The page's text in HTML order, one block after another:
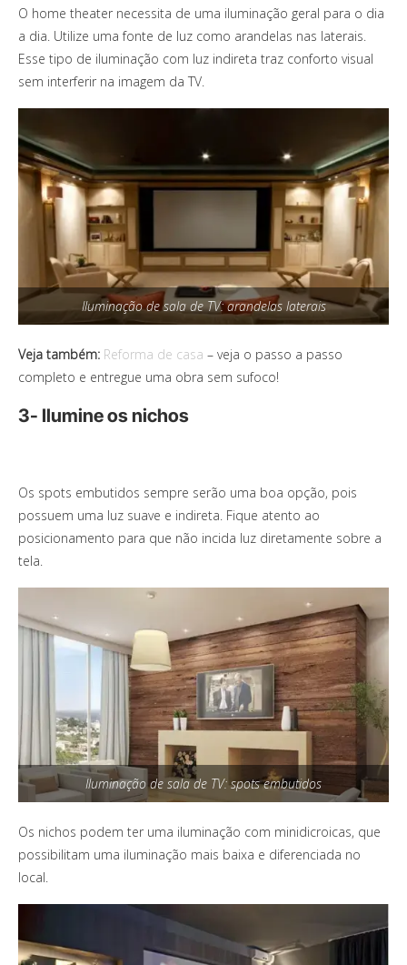
O home theater necessita de uma iluminação geral para o dia
a dia. Utilize uma fonte de luz como arandelas nas laterais.
Esse tipo de iluminação com luz indireta traz conforto visual
sem interferir na imagem da TV.
Iluminação de sala de TV: arandelas laterais
Veja também: Reforma de casa – veja o passo a passo
completo e entregue uma obra sem sufoco!
3- Ilumine os nichos
Os spots embutidos sempre serão uma boa opção, pois
possuem uma luz suave e indireta. Fique atento ao
posicionamento para que não incida luz diretamente sobre a
tela.
Iluminação de sala de TV: spots embutidos
Os nichos podem ter uma iluminação com minidicroicas, que
possibilitam uma iluminação mais baixa e diferenciada no
local.